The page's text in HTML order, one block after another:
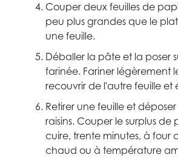
Couper deux feuilles de
peu plus grandes que le
une feuille.
Déballer la pâte et la poser
farinée. Fariner légèrement
recouvrir de l'autre feuille et
Retirer une feuille et
raisins. Couper le surplus de
cuire, trente minutes, à four
chaud ou à température